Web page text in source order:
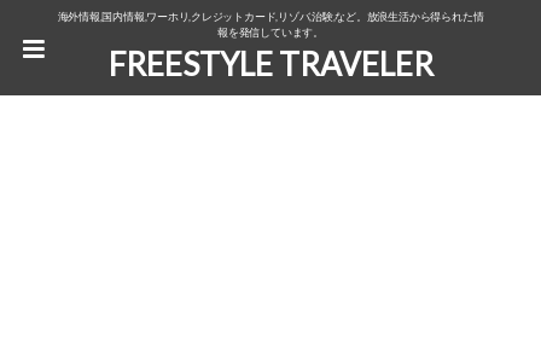
海外情報,国内情報,ワーホリ,クレジットカード,リゾバ,治験,など。放浪生活から得られた情
報を発信しています。
FREESTYLE TRAVELER